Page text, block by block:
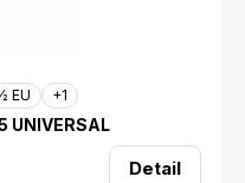
EU +1
UNIVERSAL
Detail